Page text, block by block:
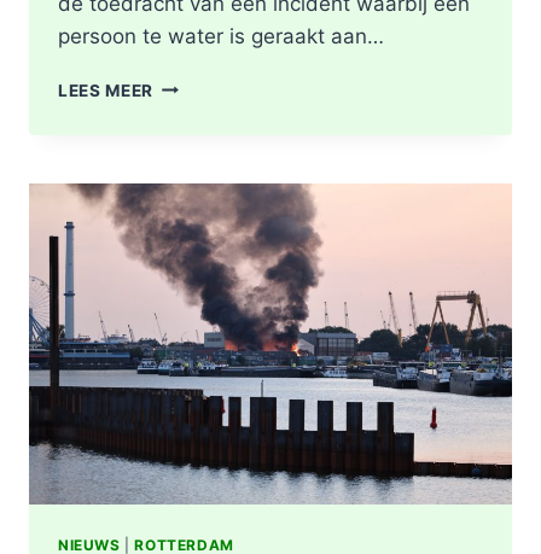
persoon te water is geraakt aan…
LEES MEER PERSOON
IN
WATER,
POLITIE
ONDERZOEKT
INCIDENT
AAN
SLACHTHUISKADE
ROTTERDAM
NIEUWS |ROTTERDAM